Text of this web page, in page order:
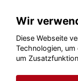
©
Wir
Diese Webseite
Technologien,
um